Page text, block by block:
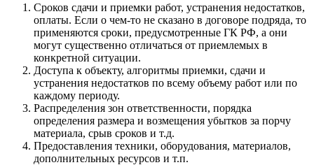
Сроков сдачи и приемки работ, устранения недостатков,
оплаты. Если о чем-то не сказано в договоре подряда, то
применяются сроки, предусмотренные ГК РФ, а они
могут существенно отличаться от приемлемых в
конкретной ситуации.
Доступа к объекту, алгоритмы приемки, сдачи и
устранения недостатков по всему объему работ или по
каждому периоду.
Распределения зон ответственности, порядка
определения размера и возмещения убытков за порчу
материала, срыв сроков и т.д.
Предоставления техники, оборудования, материалов,
дополнительных ресурсов и т.п.